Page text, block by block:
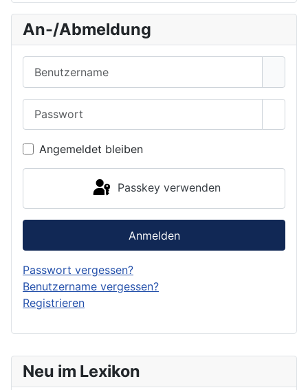
Neu im Lexikon
An-/Abmeldung
Angemeldet bleiben
Passkey verwenden
Anmelden
Passwort vergessen?
Benutzername vergessen?
Registrieren